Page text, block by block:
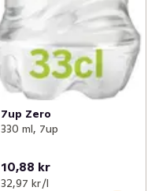
7up Zero
330 ml, 7up
10,88 kr
32,97 kr /l